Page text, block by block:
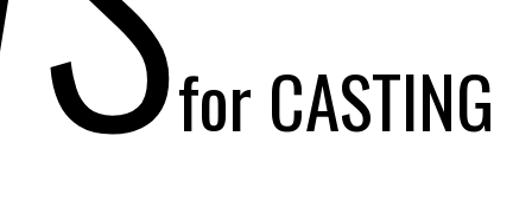
for CASTING